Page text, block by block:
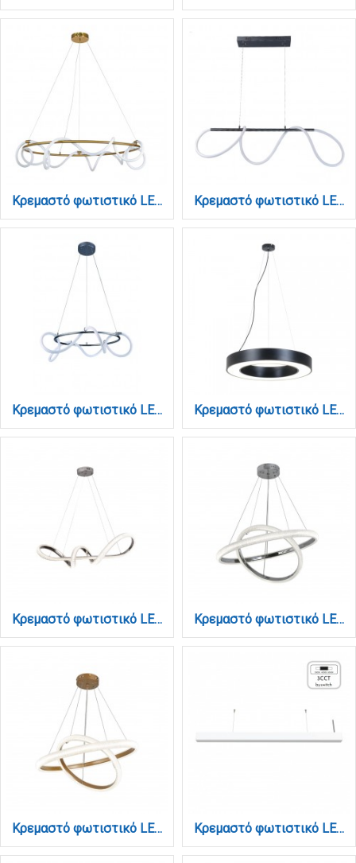
Κρεμαστό φωτιστικό LED 60W 3000K από χρυσαφί μέταλλο και σωλήνα σιλικόνης D:60cm (6017-B-GL) Κρεμαστό φωτιστικό LED 60W 3000K από χρώμιο μέταλλο και σωλήνα σιλικόνης D:110cm (6019-CH)
Κρεμαστό φωτιστικό LED 60W 3000K από χρώμιο μέταλλο και σωλήνα σιλικόνης D:60cm (6017-B-CH) Κρεμαστό φωτιστικό LED 60W 3000K σε μαύρη απόχρωση D:100cm (6041-100-BL)
Κρεμαστό φωτιστικό LED 60W 3CCT (by switch on base) σε χρώμιο D:120cm (6099-Chrome) Κρεμαστό φωτιστικό LED 60W 3CCT (by switch on base) σε χρώμιο D:60cm (6102-Chrome)
Κρεμαστό φωτιστικό LED 60W 3CCT (by switch on base) σε χρώμιο D:60cm (6102-Golden) Κρεμαστό φωτιστικό LED 60W 3CCT (By Switch) από αλουμίνιο σε λευκή απόχρωση D:180cm (6072-180-WH)